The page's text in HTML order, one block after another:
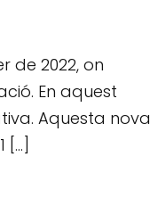
de 2022, on
En aquest
Aquesta nova
[…]